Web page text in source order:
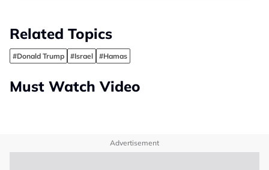
Related Topics
#Donald Trump #Israel #Hamas
Must Watch Video
Advertisement